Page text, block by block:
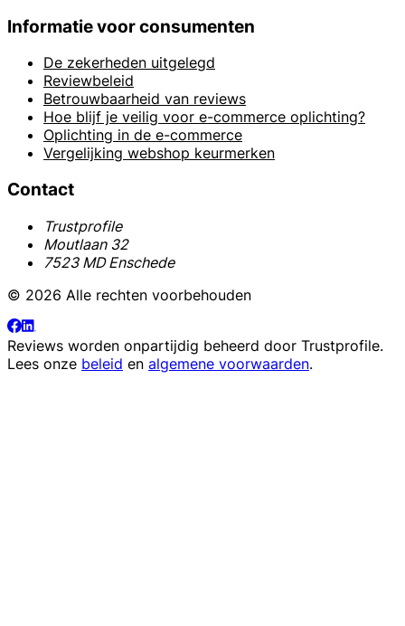
Informatie voor consumenten
De zekerheden uitgelegd
Reviewbeleid
Betrouwbaarheid van reviews
Hoe blijf je veilig voor e-commerce oplichting?
Oplichting in de e-commerce
Vergelijking webshop keurmerken
Contact
Trustprofile
Moutlaan 32
7523 MD Enschede
© 2026 Alle rechten voorbehouden
Reviews worden onpartijdig beheerd door Trustprofile.
Lees onze beleid en algemene voorwaarden.